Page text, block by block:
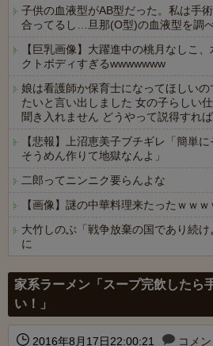
子供の血液型がAB型だった。私は手
合ってるし…旦那(O型)の血液型を調
【巨乳画像】大躍進中の桃月なしこ
クトボディすぎるwwwwwww
娘は看護師か保育士になってほしい
たいと言い出しました 女の子らしい
聞き入れません どうやって説得すれ
【悲報】上沼恵美子ブチギレ「簡単
そうめん作りて地獄なんよ」
二郎ってニンニク要らんよな
【画像】謎の中華料理来たったｗｗｗ
大竹しのぶ「戦争放棄の国であり続
に
家系ラーメン「スープ完飲したら
い！」
2016年8月17日22:00:21
コメ